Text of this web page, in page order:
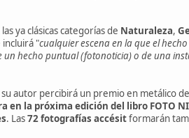
ya clásicas categorías de Naturaleza,
incluirá "cualquier escena en la que el
un hecho puntual (fotonoticia) o de una
autor percibirá un premio en metálico de
en la próxima edición del libro FOTO
. Las72 fotografías accésitformarán